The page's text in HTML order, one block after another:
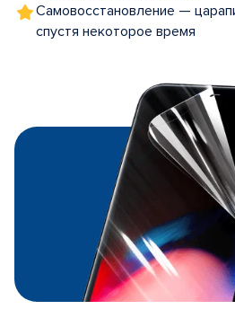
Самовосстановление —
спустя некоторое время